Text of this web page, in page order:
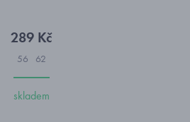
289 Kč
56 62
skladem